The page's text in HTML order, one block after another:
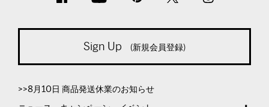
Sign Up (新規会員登録)
>>8月10日 商品発送休業のお知らせ